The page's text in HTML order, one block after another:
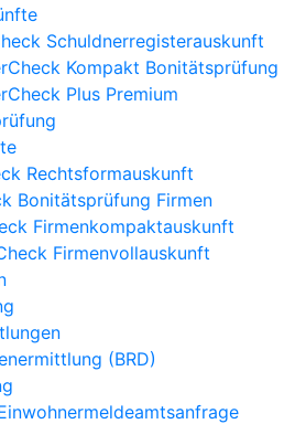
Schuldnerregisterauskunft
Kompakt Bonitätsprüfung
Plus Premium
Rechtsformauskunft
Bonitätsprüfung Firmen
Firmenkompaktauskunft
Firmenvollauskunft
(BRD)